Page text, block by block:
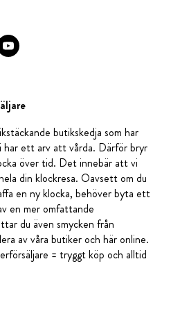
butikskedja som har
ett arv att vårda. Därför bryr
över tid. Det innebär att vi
din klockresa. Oavsett om du
en ny klocka, behöver byta ett
en mer omfattande
du även smycken från
av våra butiker och här online.
= tryggt köp och alltid